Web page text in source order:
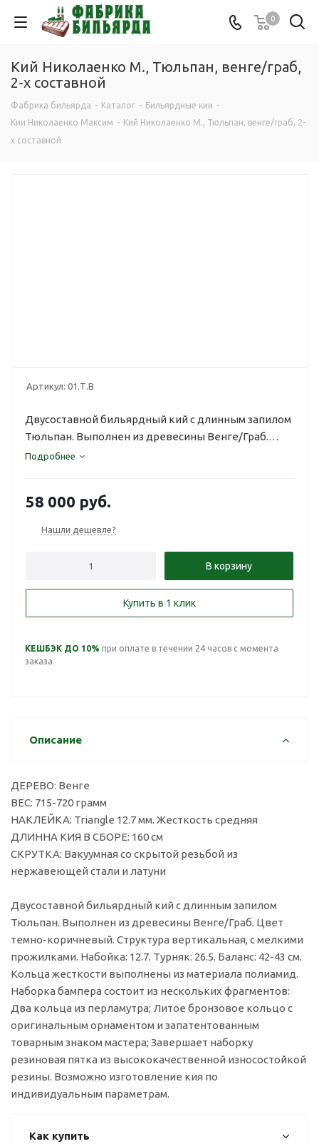
0
Кий Николаенко М., Тюльпан, венге/граб,
2-х составной
Фабрика бильярда - Каталог - Бильярдные кии -
Кии Николаенко Максим - Кий Николаенко М., Тюльпан, венге/граб, 2-
х составной
Артикул: 01.Т.В
Двусоставной бильярдный кий с длинным запилом
Тюльпан. Выполнен из древесины Венге/Граб.
Цвет темно-коричневый.
Подробнее
58 000 руб.
Нашли дешевле?
В корзину
Купить в 1 клик
КЕШБЭК ДО 10% при оплате в течении 24 часов с момента
заказа.
Описание
ДЕРЕВО: Венге
ВЕС: 715-720 грамм
НАКЛЕЙКА: Triangle 12.7 мм. Жесткость средняя
ДЛИННА КИЯ В СБОРЕ: 160 см
СКРУТКА: Вакуумная со скрытой резьбой из
нержавеющей стали и латуни
Двусоставной бильярдный кий с длинным запилом
Тюльпан. Выполнен из древесины Венге/Граб. Цвет
темно-коричневый. Структура вертикальная, с мелкими
прожилками. Набойка: 12.7. Турняк: 26.5. Баланс: 42-43 см.
Кольца жесткости выполнены из материала полиамид.
Наборка бампера состоит из нескольких фрагментов:
Два кольца из перламутра; Литое бронзовое кольцо с
оригинальным орнаментом и запатентованным
товарным знаком мастера; Завершает наборку
резиновая пятка из высококачественной износостойкой
резины. Возможно изготовление кия по
индивидуальным параметрам.
Как купить